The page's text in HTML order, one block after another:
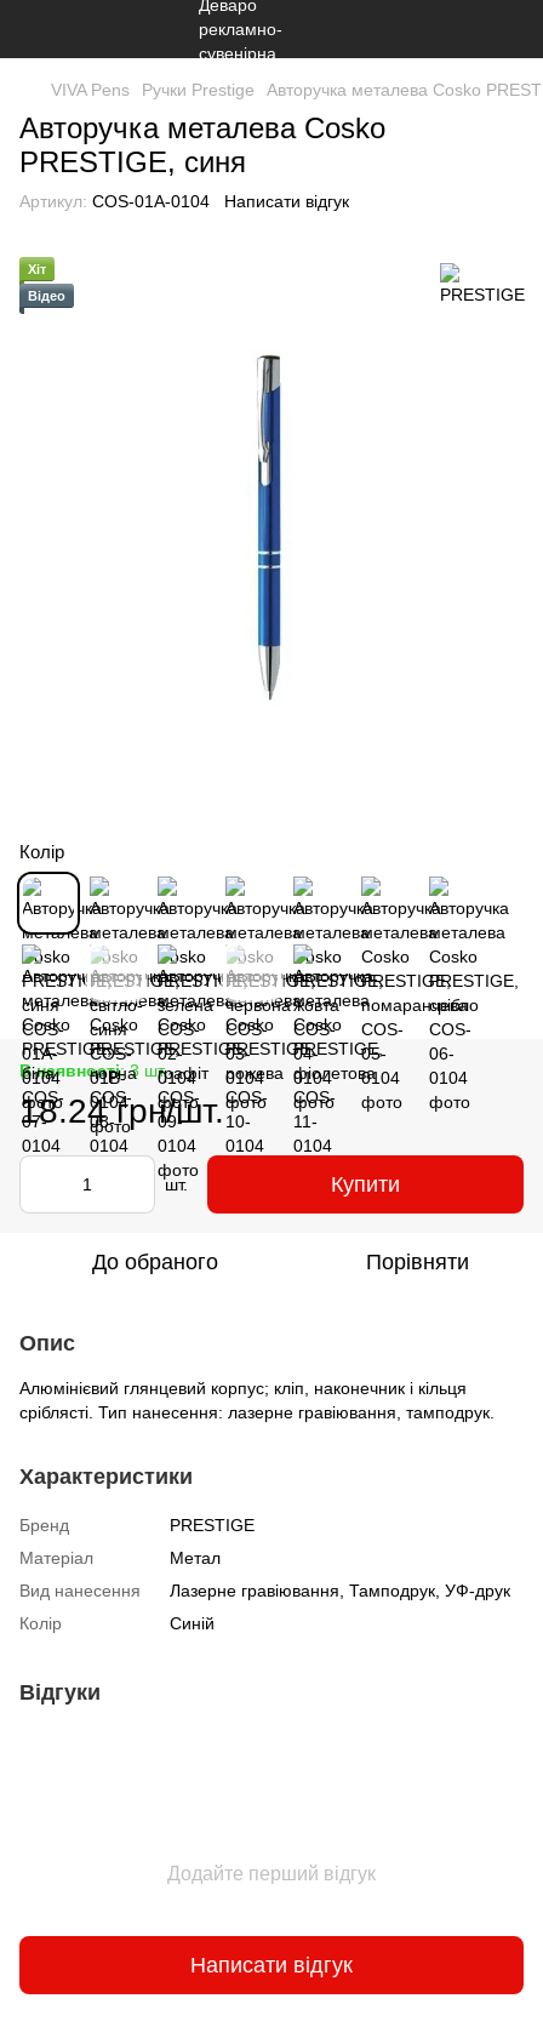
VIVA Pens Ручки Prestige Авторучка металева Cosko
Авторучка металева Cosko
PRESTIGE, синя
Артикул: COS-01A-0104 Написати відгук
Хіт
Відео
Колір
В наявності: 3 шт.
18.24 грн/шт.
шт. Купити
До обраного Порівняти
Опис
Алюмінієвий глянцевий корпус; кліп, наконечник і кільця
сріблясті. Тип нанесення: лазерне гравіювання, тамподрук.
Характеристики
Бренд
PRESTIGE
Матеріал
Метал
Вид нанесення
Лазерне гравіювання, Тамподрук, УФ-друк
Колір
Синій
Відгуки
Додайте перший відгук
Написати відгук